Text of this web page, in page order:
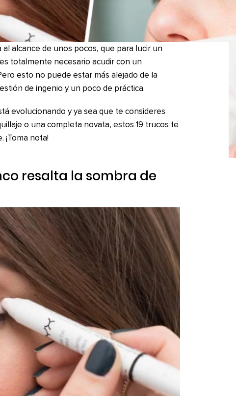
alcance de unos pocos, que para lucir un
totalmente necesario acudir con un
esto no puede estar más alejado de la
de ingenio y un poco de práctica.
evolucionando y ya sea que te consideres
o una completa novata, estos 19 trucos te
¡Toma nota!
resalta la sombra de